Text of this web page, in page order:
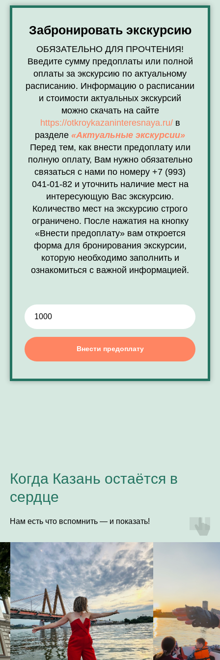
Забронировать экскурсию
ОБЯЗАТЕЛЬНО ДЛЯ ПРОЧТЕНИЯ!
Введите сумму предоплаты или полной
оплаты за экскурсию по актуальному
расписанию. Информацию о расписании
и стоимости актуальных экскурсий
можно скачать на сайте
https://otkroykazaninteresnaya.ru/в
разделе «Актуальные экскурсии»
Перед тем, как внести предоплату или
полную оплату, Вам нужно обязательно
связаться с нами по номеру +7 (993)
041-01-82 и уточнить наличие мест на
интересующую Вас экскурсию.
Количество мест на экскурсию строго
ограничено. После нажатия на кнопку
«Внести предоплату» вам откроется
форма для бронирования экскурсии,
которую необходимо заполнить и
ознакомиться с важной информацией.
Внести предоплату
Когда Казань остаётся в
сердце
Нам есть что вспомнить — и показать!